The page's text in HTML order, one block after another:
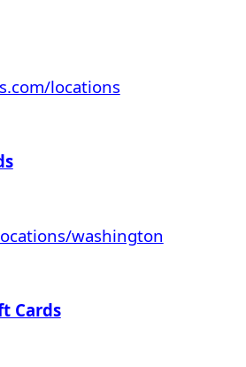
locations
washington
Cards